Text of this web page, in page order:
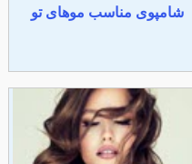
شامپوی مناسب موهای تو